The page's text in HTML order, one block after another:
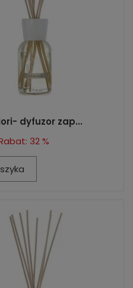
dyfuzor zap...
32 %